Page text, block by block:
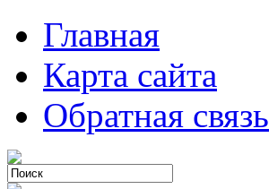
Главная
Карта сайта
Обратная связь